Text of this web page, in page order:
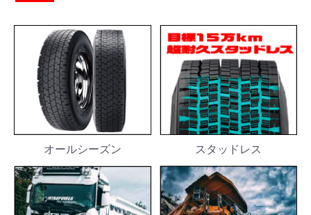
オールシーズン スタッドレス